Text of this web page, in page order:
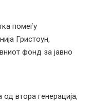
помеѓу
Гристоун,
фонд за јавно
втора генерација,